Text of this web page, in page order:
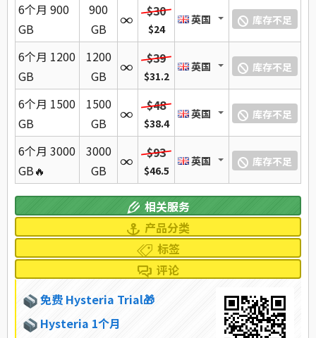
6个月 900
GB
900
GB
$30
$24
英国 库存不足
6个月 1200
GB
1200
GB
$39
$31.2
英国 库存不足
6个月 1500
GB
1500
GB
$48
$38.4
英国 库存不足
6个月 3000
GB🔥
3000
GB
$93
$46.5
英国 库存不足
相关服务
产品分类
标签
评论
免费 Hysteria Trial🎁
Hysteria 1个月